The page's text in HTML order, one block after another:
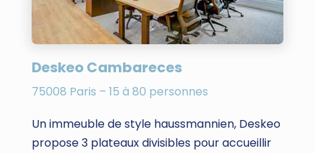
Deskeo Cambareces
75008 Paris – 15 à 80 personnes
Un immeuble de style haussmannien, Deskeo
propose 3 plateaux divisibles pour accueillir